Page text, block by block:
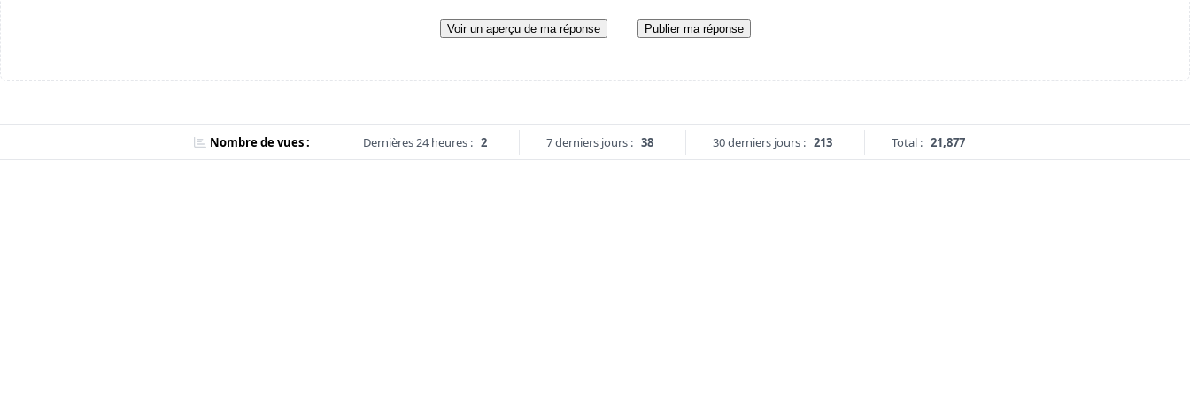
Voir un aperçu de ma réponse Publier ma réponse
Nombre de vues : Dernières 24 heures : 2 7 derniers jours : 38 30 derniers jours : 213 Total : 21,877